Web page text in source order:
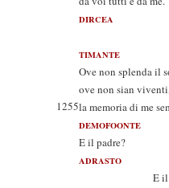
DIRCEA
Ma
TIMANTE
Ove non splenda il
ove non sian
1255la memoria di me
DEMOFOONTE
E il padre?
ADRASTO
E il